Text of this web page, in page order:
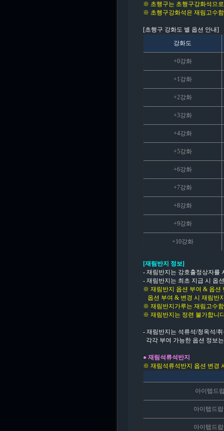
※ 초행구는 초행구강화석으
※ 초행구강화석은 재림고수
[초행구 강화도 별 옵션 안내]
강화도
+0강화
+1강화
+2강화
+3강화
+4강화
+5강화
+6강화
+7강화
+8강화
+9강화
+10강화
[재림반지 정보]
- 재림반지는 강호출정상자를
- 재림반지는 최초 지급 시 옵
※ 재림반지 옵션 부여 & 옵션
옵션 부여 & 변경 시 재림반
※ 재림반지가루는 재림고수
※ 재림반지는 정련 불가합니
- 재림반지는 석류석/청옥석/
각각 부여 가능한 옵션 정보
● 재림석류석반지
※ 재림석류석반지 옵션 변경
아이텝드
아이텝드
아이텝드